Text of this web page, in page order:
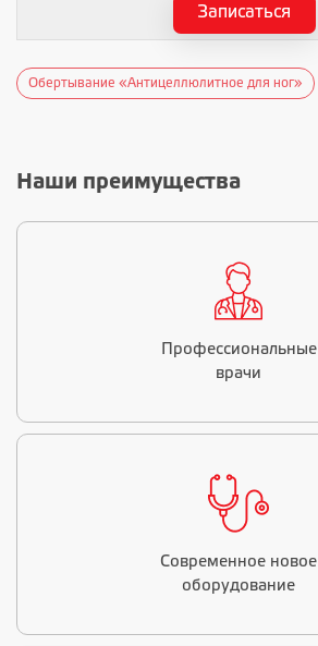
Записаться
Обертывание «Антицеллюлитное для ног»
Наши преимущества
Профессиональные
врачи
Современное новое
оборудование